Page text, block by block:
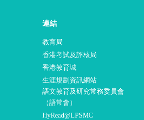
連結
教育局
香港考試及評核局
香港教育城
生涯規劃資訊網站
語文教育及研究常務委員會
（語常會）
HyRead@LPSMC